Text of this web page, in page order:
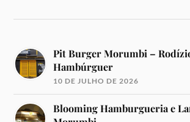
Pit Burger Morumbi –
Hambúrguer
10 DE JULHO DE 2026
Blooming Hamburgueria e